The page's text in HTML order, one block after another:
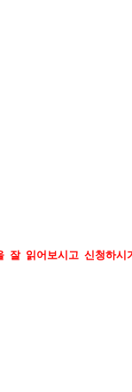
잘 읽어보시고 신청하시